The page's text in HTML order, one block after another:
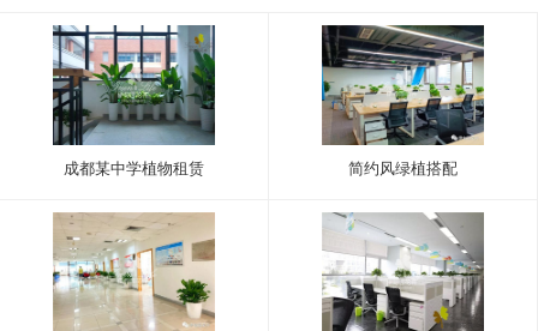
成都某中学植物租赁 简约风绿植搭配